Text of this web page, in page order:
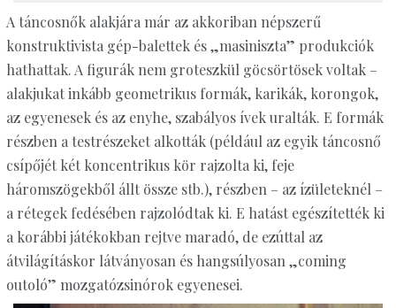
A táncosnők alakjára már az akkoriban népszerű
konstruktivista gép-balettek és „masiniszta” produkciók
hathattak. A figurák nem groteszkül göcsörtösek voltak –
alakjukat inkább geometrikus formák, karikák, korongok,
az egyenesek és az enyhe, szabályos ívek uralták. E formák
részben a testrészeket alkották (például az egyik táncosnő
csípőjét két koncentrikus kör rajzolta ki, feje
háromszögekből állt össze stb.), részben – az ízületeknél –
a rétegek fedésében rajzolódtak ki. E hatást egészítették ki
a korábbi játékokban rejtve maradó, de ezúttal az
átvilágításkor látványosan és hangsúlyosan „coming
outoló” mozgatózsinórok egyenesei.